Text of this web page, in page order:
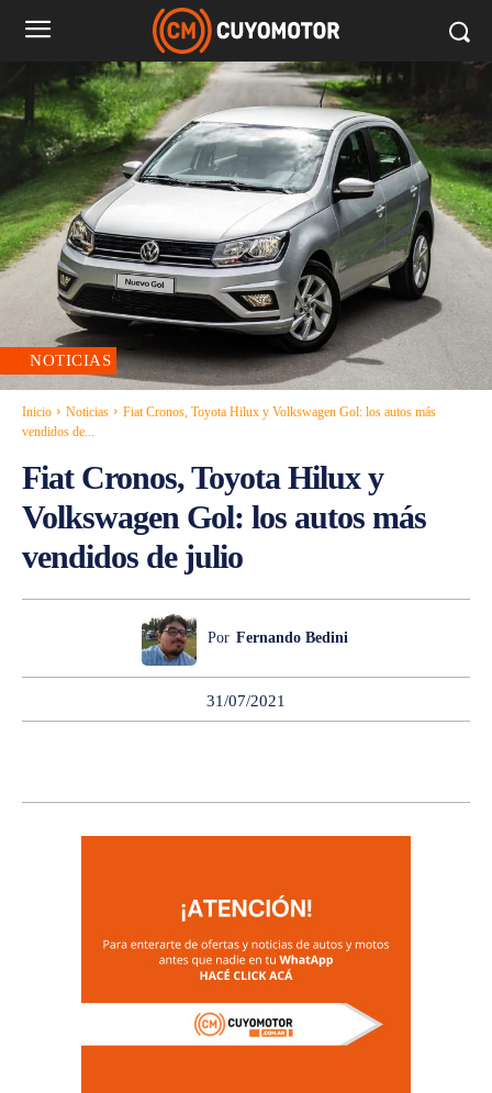
NOTICIAS
Inicio Noticias
Fiat Cronos, Toyota Hilux y Volkswagen Gol: los autos más
vendidos de...
Fiat Cronos, Toyota Hilux y
Volkswagen Gol: los autos más
vendidos de julio
Por Fernando Bedini
31/07/2021